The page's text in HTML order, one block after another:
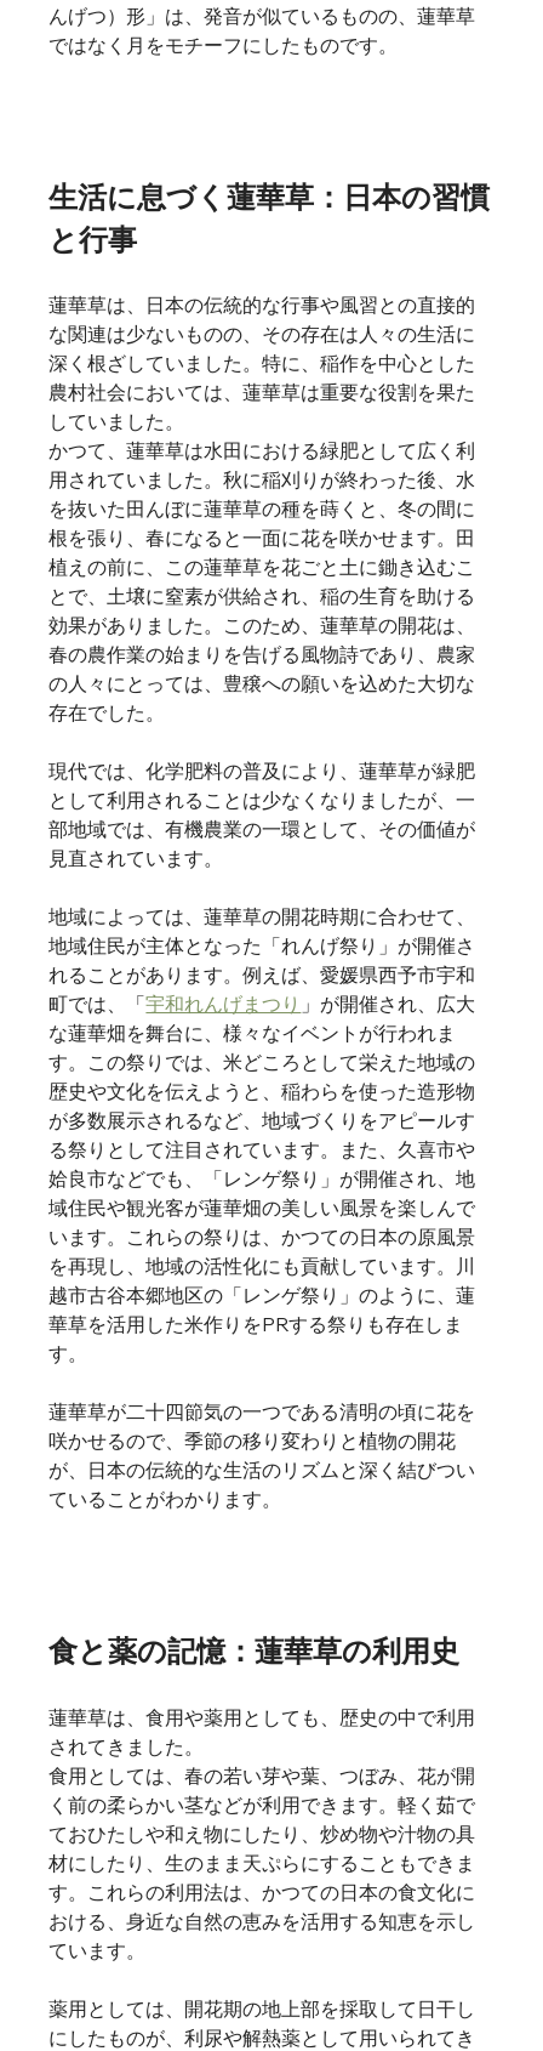
んげつ）形」は、発音が似ているものの、蓮華草
ではなく月をモチーフにしたものです。
生活に息づく蓮華草：日本の習慣
と行事
蓮華草は、日本の伝統的な行事や風習との直接的
な関連は少ないものの、その存在は人々の生活に
深く根ざしていました。特に、稲作を中心とした
農村社会においては、蓮華草は重要な役割を果た
していました。
かつて、蓮華草は水田における緑肥として広く利
用されていました。秋に稲刈りが終わった後、水
を抜いた田んぼに蓮華草の種を蒔くと、冬の間に
根を張り、春になると一面に花を咲かせます。田
植えの前に、この蓮華草を花ごと土に鋤き込むこ
とで、土壌に窒素が供給され、稲の生育を助ける
効果がありました。このため、蓮華草の開花は、
春の農作業の始まりを告げる風物詩であり、農家
の人々にとっては、豊穣への願いを込めた大切な
存在でした。
現代では、化学肥料の普及により、蓮華草が緑肥
として利用されることは少なくなりましたが、一
部地域では、有機農業の一環として、その価値が
見直されています。
地域によっては、蓮華草の開花時期に合わせて、
地域住民が主体となった「れんげ祭り」が開催さ
れることがあります。例えば、愛媛県西予市宇和
町では、「宇和れんげまつり 」が開催され、広大
な蓮華畑を舞台に、様々なイベントが行われま
す。この祭りでは、米どころとして栄えた地域の
歴史や文化を伝えようと、稲わらを使った造形物
が多数展示されるなど、地域づくりをアピールす
る祭りとして注目されています。また、久喜市や
姶良市などでも、「レンゲ祭り」が開催され、地
域住民や観光客が蓮華畑の美しい風景を楽しんで
います。これらの祭りは、かつての日本の原風景
を再現し、地域の活性化にも貢献しています。川
越市古谷本郷地区の「レンゲ祭り」のように、蓮
華草を活用した米作りをPRする祭りも存在しま
す。
蓮華草が二十四節気の一つである清明の頃に花を
咲かせるので、季節の移り変わりと植物の開花
が、日本の伝統的な生活のリズムと深く結びつい
ていることがわかります。
食と薬の記憶：蓮華草の利用史
蓮華草は、食用や薬用としても、歴史の中で利用
されてきました。
食用としては、春の若い芽や葉、つぼみ、花が開
く前の柔らかい茎などが利用できます。軽く茹で
ておひたしや和え物にしたり、炒め物や汁物の具
材にしたり、生のまま天ぷらにすることもできま
す。これらの利用法は、かつての日本の食文化に
おける、身近な自然の恵みを活用する知恵を示し
ています。
薬用としては、開花期の地上部を採取して日干し
にしたものが、利尿や解熱薬として用いられてき